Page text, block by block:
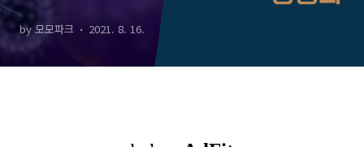
by 모모파크 2021. 8. 16.